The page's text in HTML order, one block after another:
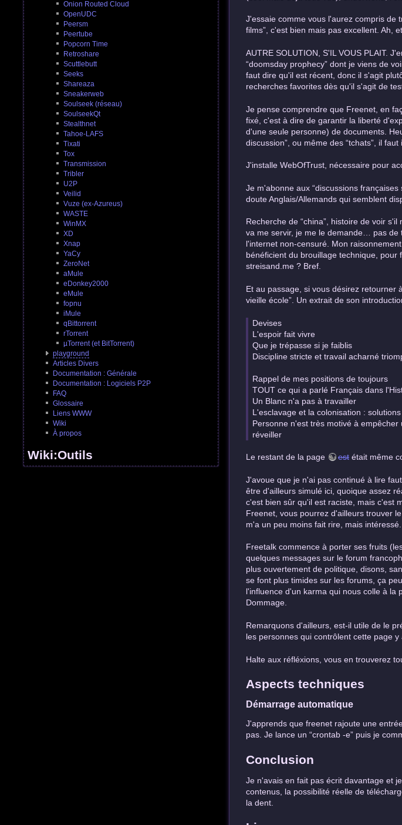
Onion Routed Cloud
OpenUDC
Peersm
Peertube
Popcorn Time
Retroshare
Scuttlebutt
Seeks
Shareaza
Sneakerweb
Soulseek (réseau)
SoulseekQt
Stealthnet
Tahoe-LAFS
Tixati
Tox
Transmission
Tribler
U2P
Veilid
Vuze (ex-Azureus)
WASTE
WinMX
XD
Xnap
YaCy
ZeroNet
aMule
eDonkey2000
eMule
fopnu
iMule
qBittorrent
rTorrent
µTorrent (et BitTorrent)
playground
Articles Divers
Documentation : Générale
Documentation : Logiciels P2P
FAQ
Glossaire
Liens WWW
Wiki
À propos
Wiki:Outils
J'essaie comme vous l'aurez compris de
films”, c'est bien mais pas excellent. Ah,
AUTRE SOLUTION, S'IL VOUS PLAIT.
“doomsday prophecy” dont je viens de
faut dire qu'il est récent, donc il s'agit
recherches favorites dès qu'il s'agit de
Je pense comprendre que Freenet, en
fixé, c'est à dire de garantir la liberté
d'une seule personne) de documents.
discussion”, ou même des “tchats”, il
J'installe WebOfTrust, nécessaire pour
Je m'abonne aux “discussions
doute Anglais/Allemands qui semblent
Recherche de “china”, histoire de voir
va me servir, je me le demande… pas de
l'internet non-censuré. Mon
bénéficient du brouillage technique,
streisand.me ? Bref.
Et au passage, si vous désirez retourner
vieille école”. Un extrait de son
Devises
L'espoir fait vivre
Que je trépasse si je faiblis
Discipline stricte et travail acharné
Rappel de mes positions de toujours
TOUT ce qui a parlé Français dans
Un Blanc n'a pas à travailler
L'esclavage et la colonisation :
Personne n'est très motivé à
réveiller
Le restant de la page est était même
J'avoue que je n'ai pas continué à lire
être d'ailleurs simulé ici, quoique assez
c'est bien sûr qu'il est raciste, mais c'est
Freenet, vous pourrez d'ailleurs trouver
m'a un peu moins fait rire, mais intéressé.
Freetalk commence à porter ses fruits
quelques messages sur le forum
plus ouvertement de politique, disons,
se font plus timides sur les forums, ça
l'influence d'un karma qui nous colle à la
Dommage.
Remarquons d'ailleurs, est-il utile de le
les personnes qui contrôlent cette page
Halte aux réfléxions, vous en trouverez
Aspects techniques
Démarrage automatique
J'apprends que freenet rajoute une
pas. Je lance un “crontab -e” puis je
Conclusion
Je n'avais en fait pas écrit davantage et
contenus, la possibilité réelle de
la dent.